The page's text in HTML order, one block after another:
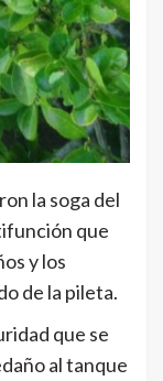
la soga del
que
y los
de la pileta.
que se
al tanque